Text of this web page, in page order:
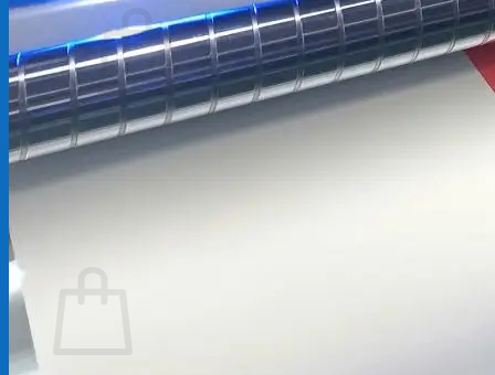
Chưa có sản phẩm trong giỏ hàng.
Quay trở lại cửa hàng